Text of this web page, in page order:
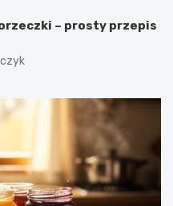
– prosty przepis